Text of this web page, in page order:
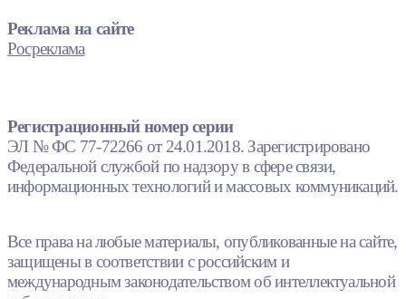
Реклама на сайте
Росреклама
Регистрационный номер серии
ЭЛ № ФС 77-72266 от 24.01.2018. Зарегистрировано
Федеральной службой по надзору в сфере связи,
информационных технологий и массовых коммуникаций.
Все права на любые материалы, опубликованные на сайте,
защищены в соответствии с российским и
международным законодательством об интеллектуальной